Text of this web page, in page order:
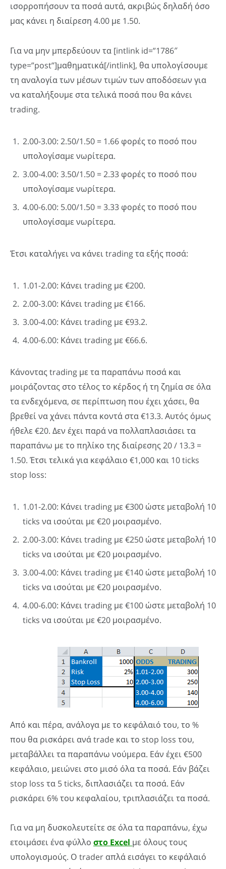
ισορροπήσουν τα ποσά αυτά, ακριβώς δηλαδή όσο
μας κάνει η διαίρεση 4.00 με 1.50.
Για να μην μπερδεύουν τα [intlink id=”1786″
type=”post”]μαθηματικά[/intlink], θα υπολογίσουμε
τη αναλογία των μέσων τιμών των αποδόσεων για
να καταλήξουμε στα τελικά ποσά που θα κάνει
trading.
2.00-3.00: 2.50/1.50 = 1.66 φορές το ποσό που
υπολογίσαμε νωρίτερα.
3.00-4.00: 3.50/1.50 = 2.33 φορές το ποσό που
υπολογίσαμε νωρίτερα.
4.00-6.00: 5.00/1.50 = 3.33 φορές το ποσό που
υπολογίσαμε νωρίτερα.
Έτσι καταλήγει να κάνει trading τα εξής ποσά:
1.01-2.00: Κάνει trading με €200.
2.00-3.00: Κάνει trading με €166.
3.00-4.00: Κάνει trading με €93.2.
4.00-6.00: Κάνει trading με €66.6.
Κάνοντας trading με τα παραπάνω ποσά και
μοιράζοντας στο τέλος το κέρδος ή τη ζημία σε όλα
τα ενδεχόμενα, σε περίπτωση που έχει χάσει, θα
βρεθεί να χάνει πάντα κοντά στα €13.3. Αυτός όμως
ήθελε €20. Δεν έχει παρά να πολλαπλασιάσει τα
παραπάνω με το πηλίκο της διαίρεσης 20 / 13.3 =
1.50. Έτσι τελικά για κεφάλαιο €1,000 και 10 ticks
stop loss:
1.01-2.00: Κάνει trading με €300 ώστε μεταβολή 10
ticks να ισούται με €20 μοιρασμένο.
2.00-3.00: Κάνει trading με €250 ώστε μεταβολή 10
ticks να ισούται με €20 μοιρασμένο.
3.00-4.00: Κάνει trading με €140 ώστε μεταβολή 10
ticks να ισούται με €20 μοιρασμένο.
4.00-6.00: Κάνει trading με €100 ώστε μεταβολή 10
ticks να ισούται με €20 μοιρασμένο.
Από και πέρα, ανάλογα με το κεφάλαιό του, το %
που θα ρισκάρει ανά trade και το stop loss του,
μεταβάλλει τα παραπάνω νούμερα. Εάν έχει €500
κεφάλαιο, μειώνει στο μισό όλα τα ποσά. Εάν βάζει
stop loss τα 5 ticks, διπλασιάζει τα ποσά. Εάν
ρισκάρει 6% του κεφαλαίου, τριπλασιάζει τα ποσά.
Για να μη δυσκολευτείτε σε όλα τα παραπάνω, έχω
ετοιμάσει ένα φύλλο στο Excel με όλους τους
υπολογισμούς. Ο trader απλά εισάγει το κεφάλαιό